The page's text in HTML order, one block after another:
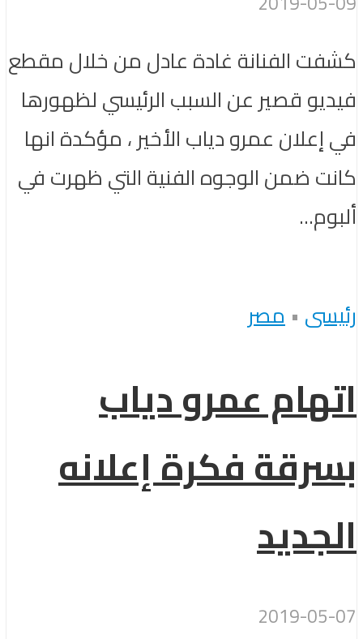
كشفت الفنانة غادة عادل من خلال مقطع
فيديو قصير عن السبب الرئيسي لظهورها
في إعلان عمرو دياب الأخير ، مؤكدة انها
كانت ضمن الوجوه الفنية التي ظهرت في
ألبوم...
رئيسى •مصر
اتهام عمرو دياب
بسرقة فكرة إعلانه
الجديد
2019-05-07